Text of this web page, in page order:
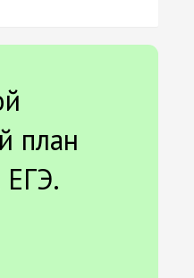
план
ЕГЭ.